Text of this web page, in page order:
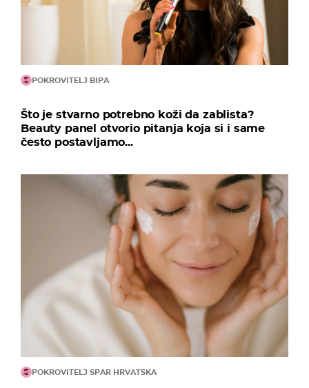
POKROVITELJ BIPA
Što je stvarno potrebno koži da zablista?
Beauty panel otvorio pitanja koja si i same
često postavljamo...
POKROVITELJ SPAR HRVATSKA